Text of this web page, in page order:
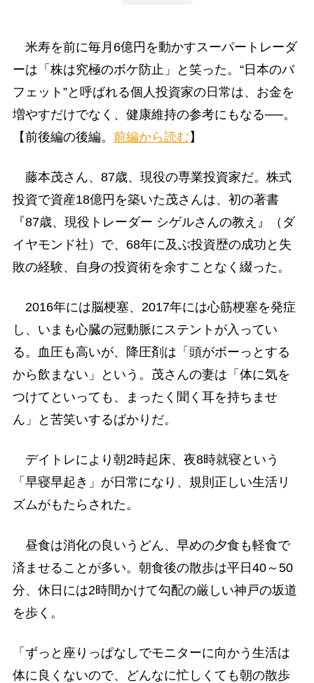
米寿を前に毎月6億円を動かすスーパートレーダ
ーは「株は究極のボケ防止」と笑った。“日本のバ
フェット”と呼ばれる個人投資家の日常は、お金を
増やすだけでなく、健康維持の参考にもなる──。
【前後編の後編。 前編から読む 】
藤本茂さん、87歳、現役の専業投資家だ。株式
投資で資産18億円を築いた茂さんは、初の著書
『87歳、現役トレーダー シゲルさんの教え』（ダ
イヤモンド社）で、68年に及ぶ投資歴の成功と失
敗の経験、自身の投資術を余すことなく綴った。
2016年には脳梗塞、2017年には心筋梗塞を発症
し、いまも心臓の冠動脈にステントが入ってい
る。血圧も高いが、降圧剤は「頭がボーっとする
から飲まない」という。茂さんの妻は「体に気を
つけてといっても、まったく聞く耳を持ちませ
ん」と苦笑いするばかりだ。
デイトレにより朝2時起床、夜8時就寝という
「早寝早起き」が日常になり、規則正しい生活リ
ズムがもたらされた。
昼食は消化の良いうどん、早めの夕食も軽食で
済ませることが多い。朝食後の散歩は平日40～50
分、休日には2時間かけて勾配の厳しい神戸の坂道
を歩く。
「ずっと座りっぱなしでモニターに向かう生活は
体に良くないので、どんなに忙しくても朝の散歩